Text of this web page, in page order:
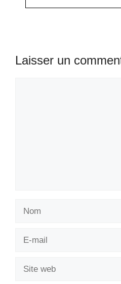
Laisser un